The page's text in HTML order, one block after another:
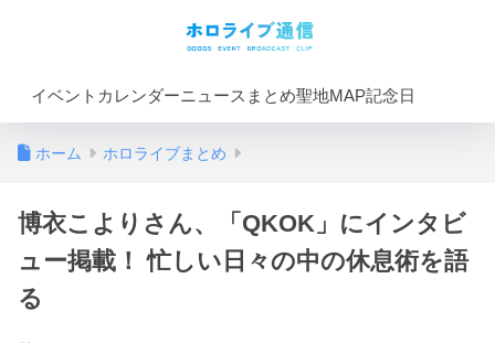
イベントカレンダーニュースまとめ聖地MAP記念日
ホーム ホロライブまとめ
博衣こよりさん、「QKOK」にインタビ
ュー掲載！ 忙しい日々の中の休息術を語
る